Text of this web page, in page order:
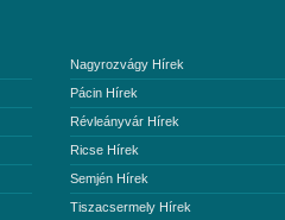
Nagyrozvágy Hírek
Pácin Hírek
Révleányvár Hírek
Ricse Hírek
Semjén Hírek
Tiszacsermely Hírek